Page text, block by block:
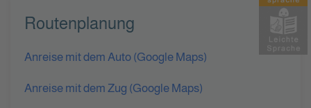
Routenplanung
Anreise mit dem Auto (Google Maps)
Anreise mit dem Zug (Google Maps)